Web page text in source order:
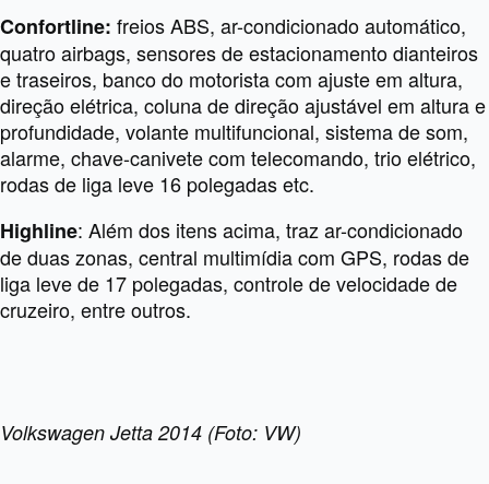
Confortline: freios ABS, ar-condicionado automático,
quatro airbags, sensores de estacionamento dianteiros
e traseiros, banco do motorista com ajuste em altura,
direção elétrica, coluna de direção ajustável em altura e
profundidade, volante multifuncional, sistema de som,
alarme, chave-canivete com telecomando, trio elétrico,
rodas de liga leve 16 polegadas etc.
Highline: Além dos itens acima, traz ar-condicionado
de duas zonas, central multimídia com GPS, rodas de
liga leve de 17 polegadas, controle de velocidade de
cruzeiro, entre outros.
Volkswagen Jetta 2014 (Foto: VW)